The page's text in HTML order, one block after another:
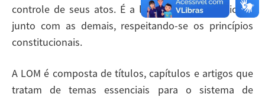
controle de seus atos. É a lei que rege o município
junto com as demais, respeitando-se os princípios
constitucionais.
A LOM é composta de títulos, capítulos e artigos que
tratam de temas essenciais para o sistema de